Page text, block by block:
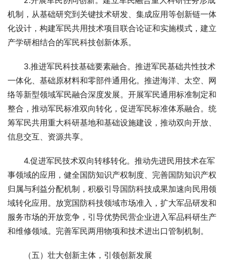
机制，从基础研究到关键技术研发、集成应用等创新链一体
化设计，构建军民共用技术项目联合论证和实施模式，建立
产学研相结合的军民科技创新体系。
3.推进军民科技基础要素融合。推进军民基础共性技术
一体化、基础原材料和零部件通用化。推进海洋、太空、网
络等新型领域军民融合深度发展。开展军民通用标准制定和
整合，推动军民标准双向转化，促进军民标准体系融合。统
筹军民共用重大科研基地和基础设施建设，推动双向开放、
信息交互、资源共享。
4.促进军民技术双向转移转化。推动先进民用技术在军
事领域的应用，健全国防知识产权制度、完善国防知识产权
归属与利益分配机制，积极引导国防科技成果加速向民用领
域转化应用。放宽国防科技领域市场准入，扩大军品研发和
服务市场的开放竞争，引导优势民营企业进入军品科研生产
和维修领域。完善军民两用物项和技术进出口管制机制。
（五）壮大创新主体，引领创新发展